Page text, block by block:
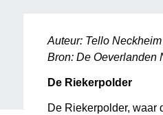
Auteur: Tello
Bron: De Oeverlanden
De Riekerpolder
De Riekerpolder, waar